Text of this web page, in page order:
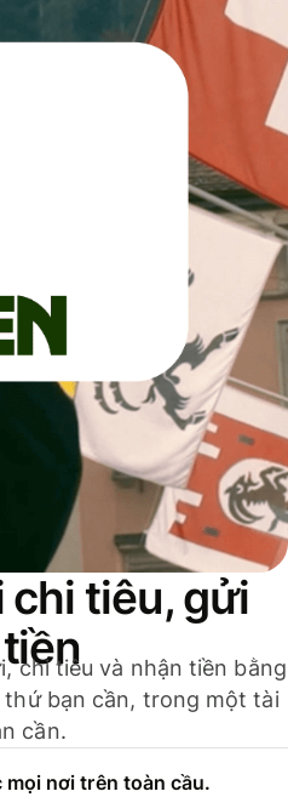
chi tiêu, gửi
chi tiêu và nhận tiền bằng
bạn cần, trong một tài
cần.
nơi trên toàn cầu.